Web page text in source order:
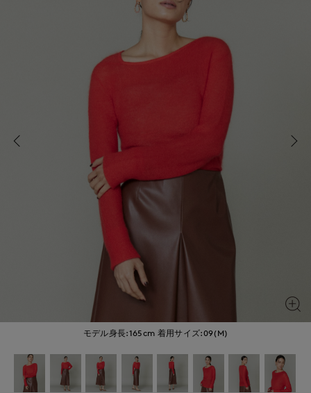
モデル身長:165cm 着用サイズ:09(M)